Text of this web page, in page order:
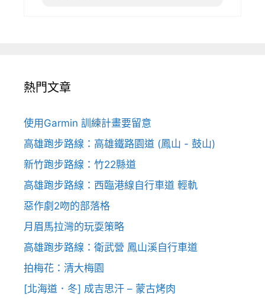
熱門文章
使用Garmin 訓練計畫要留意
高雄跑步路線：高雄鐵路園道 (鳳山 - 鼓山)
新竹跑步路線：竹22縣道
高雄跑步路線：西臨港線自行車道 輕軌
惡作劇2吻的部落格
月眉馬拉灣的玩耍策略
高雄跑步路線：衛武營 鳳山溪自行車道
拍梅花：清大梅園
[北海道．冬] 成吉思汗 – 蒙古烤肉